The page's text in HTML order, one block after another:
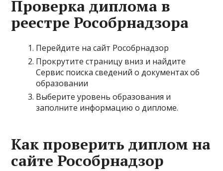
Проверка диплома в
реестре Рособрнадзора
Перейдите на сайт Рособрнадзор
Прокрутите страницу вниз и найдите
Сервис поиска сведений о документах об
образовании
Выберите уровень образования и
заполните информацию о дипломе.
Как проверить диплом на
сайте Рособрнадзор